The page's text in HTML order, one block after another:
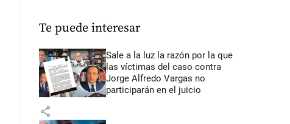
Te puede interesar
Sale a la luz la razón por la que
las víctimas del caso contra
Jorge Alfredo Vargas no
participarán en el juicio
share